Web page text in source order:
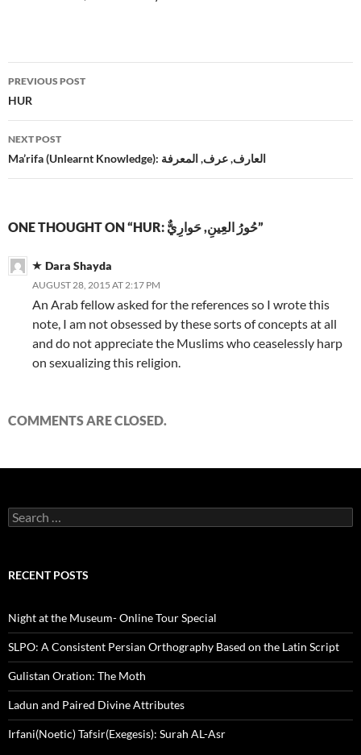
Post
navigation
PREVIOUS POST
HUR
NEXT POST
Ma’rifa (Unlearnt Knowledge): العارف, عرف, المعرفة
ONE THOUGHT ON “HUR: حُورُ العِينِ, حَوارِيٌّ”
Dara Shayda
AUGUST 28, 2015 AT 2:17 PM
An Arab fellow asked for the references so I wrote this
note, I am not obsessed by these sorts of concepts at all
and do not appreciate the Muslims who ceaselessly harp
on sexualizing this religion.
COMMENTS ARE CLOSED.
Search
for:
RECENT POSTS
Night at the Museum- Online Tour Special
SLPO: A Consistent Persian Orthography Based on the Latin Script
Gulistan Oration: The Moth
Ladun and Paired Divine Attributes
Irfani(Noetic) Tafsir(Exegesis): Surah AL-Asr